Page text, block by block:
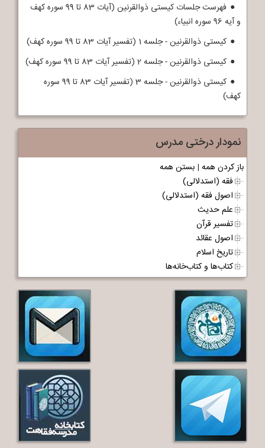
فهرست جلسات کیستی ذوالقرنین (آیات 83 تا 99 سوره کهف
و آیه 96 سوره انبیاء)
کیستی ذوالقرنین - جلسه 1 (تفسیر آیات 83 تا 99 سوره کهف)
کیستی ذوالقرنین - جلسه 2 (تفسیر آیات 83 تا 99 سوره کهف)
کیستی ذوالقرنین - جلسه 3 (تفسیر آیات 83 تا 99 سوره
کهف)
نمودار درختی مدرس
باز کردن همه | بستن همه
فقه (استدلالی)
اصول فقه (استدلالی)
علم حدیث
تفسیر قرآن
اصول عقائد
تاریخ اسلام
کتاب‌ها و کتاب‌خانه‌ها